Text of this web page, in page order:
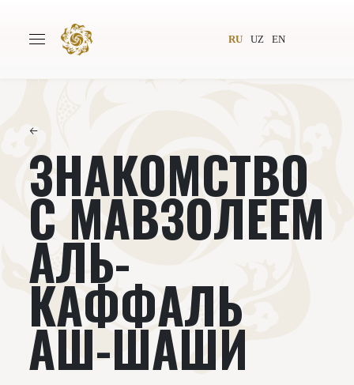
RU UZ EN
Авторы Всемирное общество
Издательство Новости
Проекты
Книги
←
ЗНАКОМСТВО
С МАВЗОЛЕЕМ
АЛЬ-
КАФФАЛЬ
АШ-ШАШИ